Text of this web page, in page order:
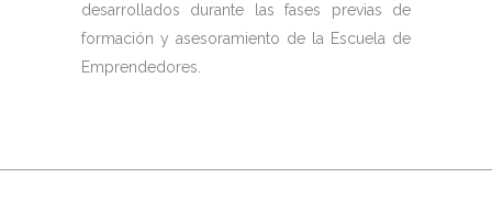
desarrollados durante las fases previas de
formación y asesoramiento de la Escuela de
Emprendedores.